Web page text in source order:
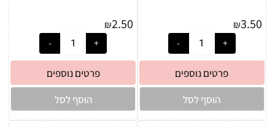
₪3.50
פרטים נוספים
הוסף לסל
₪2.50
פרטים נוספים
הוסף לסל